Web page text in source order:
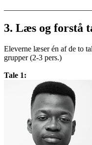
3. Læs og forstå t
Eleverne læser én af de to
grupper (2-3 pers.)
Tale 1: